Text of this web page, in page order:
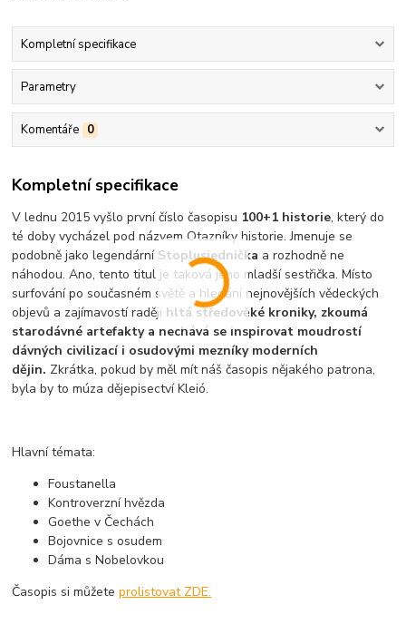
Kompletní specifikace
Parametry
Komentáře 0
Kompletní specifikace
V lednu 2015 vyšlo první číslo časopisu 100+1 historie, který do
té doby vycházel pod názvem Otazníky historie. Jmenuje se
podobně jako legendární Stoplusjednička a rozhodně ne
náhodou. Ano, tento titul je taková jeho mladší sestřička. Místo
surfování po současném světě a hledání nejnovějších vědeckých
objevů a zajímavostí raději hltá středověké kroniky, zkoumá
starodávné artefakty a nechává se inspirovat moudrostí
dávných civilizací i osudovými mezníky moderních
dějin. Zkrátka, pokud by měl mít náš časopis nějakého patrona,
byla by to múza dějepisectví Kleió.
Hlavní témata:
Foustanella
Kontroverzní hvězda
Goethe v Čechách
Bojovnice s osudem
Dáma s Nobelovkou
Časopis si můžeteprolistovat ZDE.